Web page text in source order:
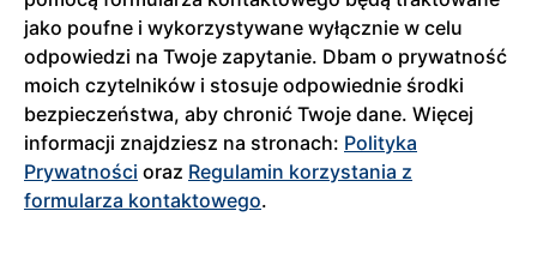
jako poufne i wykorzystywane wyłącznie w celu
odpowiedzi na Twoje zapytanie. Dbam o prywatność
moich czytelników i stosuje odpowiednie środki
bezpieczeństwa, aby chronić Twoje dane. Więcej
informacji znajdziesz na stronach: Polityka
Prywatności oraz Regulamin korzystania z
formularza kontaktowego.